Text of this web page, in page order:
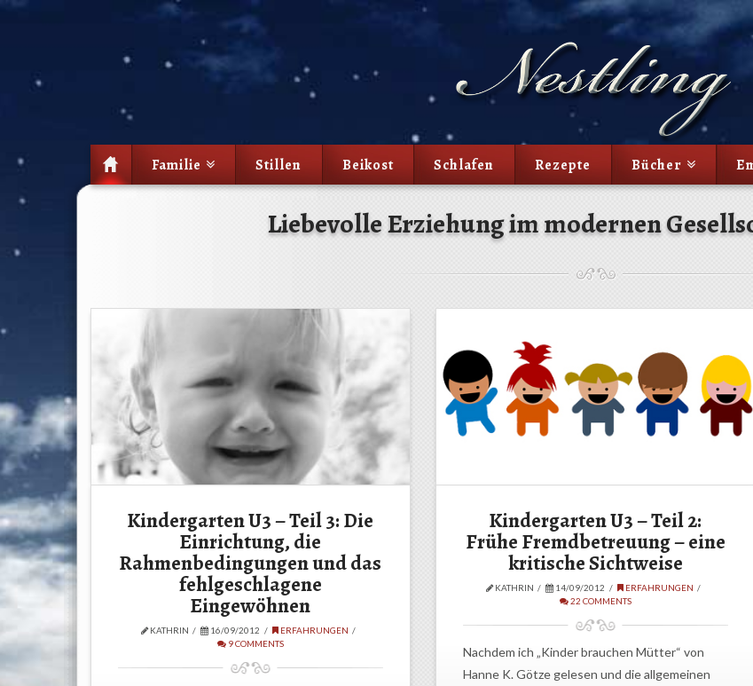
Nestling
Familie Stillen Beikost Schlafen Rezepte Bücher
Liebevolle Erziehung im modernen
Kindergarten U3 – Teil 3: Die
Einrichtung, die
Rahmenbedingungen und das
fehlgeschlagene
Eingewöhnen
KATHRIN 16/09/2012
ERFAHRUNGEN
9 COMMENTS
Kindergarten U3 – Teil 2:
Frühe Fremdbetreuung – eine
kritische Sichtweise
KATHRIN 14/09/2012
ERFAHRUNGEN
22 COMMENTS
Nachdem ich „Kinder brauchen Mütter“ von
Hanne K. Götze gelesen und die allgemeinen